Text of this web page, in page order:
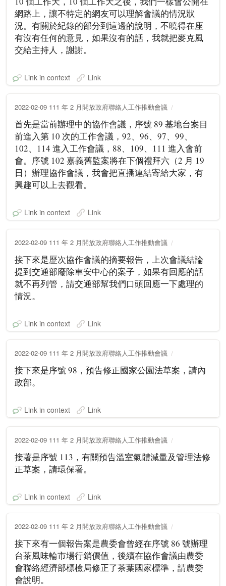
網路上，讓不特定的網友可以理解會議的情況狀
況。有關於紀錄的部分到這邊的說明，不曉得在座
有沒有任何的意見，如果沒有的話，我就把麥克風
交給主持人，謝謝。
Link in context Link
2022-02-09 111 年 2 月開放政府聯絡人工作推動會議
首先是當前辦理中的協作會議，序號 89 基地台案目
前進入第 10 次的工作會議，92、96、97、99、
102、114 進入工作會議，88、109、111 進入會前
會。序號 102 嘉義舊監案將在下個禮拜六（2 月 19
日）辦理協作會議，我會把直播連結寄給大家，有
興趣可以上去觀看。
Link in context Link
2022-02-09 111 年 2 月開放政府聯絡人工作推動會議
接下來是歷次協作會議的摘要報告，上次會議結論
提到交通部廢除車安中心的案子，如果有回應的話
就不再列管，請交通部幫我們口頭回應一下處理的
情況。
Link in context Link
2022-02-09 111 年 2 月開放政府聯絡人工作推動會議
接下來是序號 98，預告修正國家公園法草案，請內
政部。
Link in context Link
2022-02-09 111 年 2 月開放政府聯絡人工作推動會議
接著是序號 113，有關預告溫室氣體減量及管理法修
正草案，請環保署。
Link in context Link
2022-02-09 111 年 2 月開放政府聯絡人工作推動會議
接下來有一個報告案是農委會曾經在序號 86 號辦理
台茶風味輪市場行銷價值，後續在協作會議由農委
會聯絡經濟部標檢局修正了茶葉國家標準，請農委
會說明。